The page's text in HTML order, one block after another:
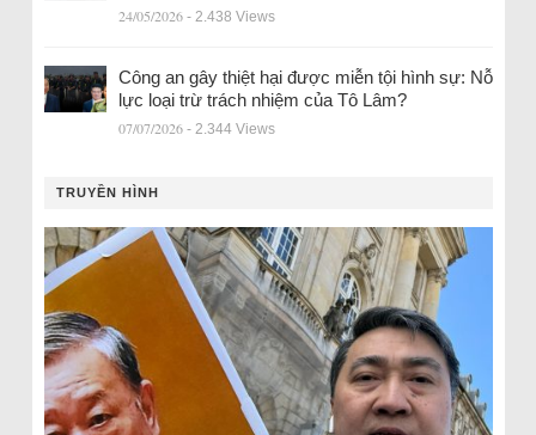
24/05/2026 - 2.438 Views
Công an gây thiệt hại được miễn tội hình sự: Nỗ
lực loại trừ trách nhiệm của Tô Lâm?
07/07/2026 - 2.344 Views
TRUYỀN HÌNH